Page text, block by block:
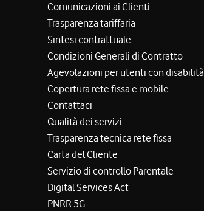
Comunicazioni ai Clienti
Trasparenza tariffaria
Sintesi contrattuale
Condizioni Generali di Contratto
Agevolazioni per utenti con disabilità
Copertura rete fissa e mobile
Contattaci
Qualità dei servizi
Trasparenza tecnica rete fissa
Carta del Cliente
Servizio di controllo Parentale
Digital Services Act
PNRR 5G